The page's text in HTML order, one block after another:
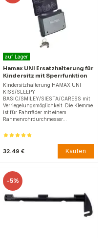
auf Lager
Hamax UNI Ersatzhalterung für
Kindersitz mit Sperrfunktion
Kindersitzhalterung HAMAX UNI
KISS/SLEEPY
BASIC/SMILEY/SIESTA/CARESS mit
Verriegelungsmöglichkeit. Die Klemme
ist für Fahrräder mit einem
Rahmenrohrdurchmesser…
32.49 € Kaufen
-5%